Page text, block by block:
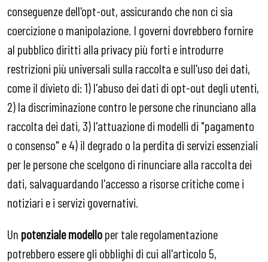
conseguenze dell'opt-out, assicurando che non ci sia
coercizione o manipolazione. I governi dovrebbero fornire
al pubblico diritti alla privacy più forti e introdurre
restrizioni più universali sulla raccolta e sull'uso dei dati,
come il divieto di: 1) l'abuso dei dati di opt-out degli utenti,
2) la discriminazione contro le persone che rinunciano alla
raccolta dei dati, 3) l'attuazione di modelli di "pagamento
o consenso" e 4) il degrado o la perdita di servizi essenziali
per le persone che scelgono di rinunciare alla raccolta dei
dati, salvaguardando l'accesso a risorse critiche come i
notiziari e i servizi governativi.
Un potenziale modelloper tale regolamentazione
potrebbero essere gli obblighi di cui all'articolo 5,